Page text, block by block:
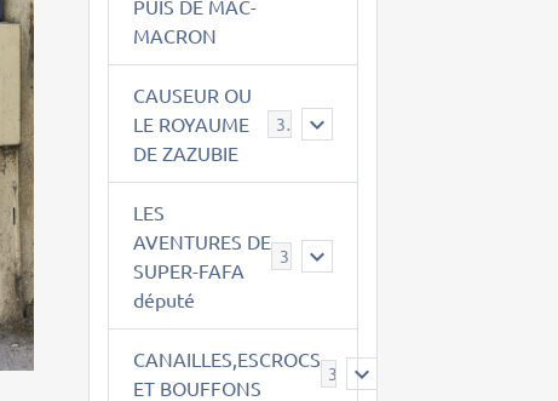
PUIS DE MAC-
MACRON
CAUSEUR OU
LE ROYAUME
DE ZAZUBIE
38
LES
AVENTURES DE
SUPER-FAFA
député
CANAILLES,ESCROCS
ET BOUFFONS
385